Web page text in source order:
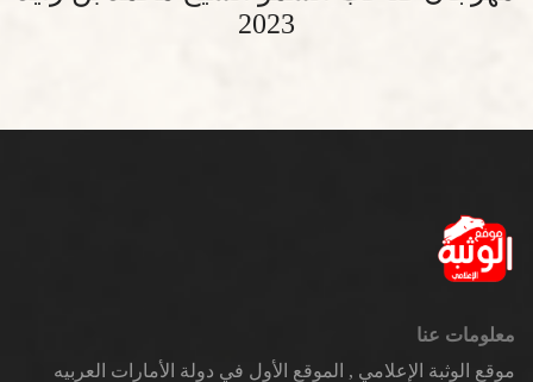
2023
معلومات عنا
موقع الوثبة الإعلامي , الموقع الأول في دولة الأمارات العربيه